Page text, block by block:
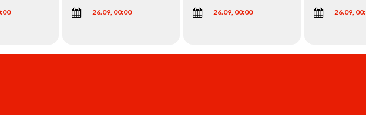
26.09, 00:00 26.09, 00:00 26.09,